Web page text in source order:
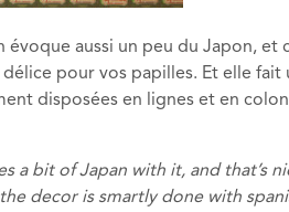
aussi un peu du Japon, et
pour vos papilles. Et elle
disposées en lignes et en
a bit of Japan with it, and that’s
decor is smartly done with